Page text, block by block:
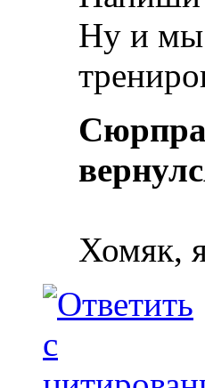
Ну и мы
Хомяк,